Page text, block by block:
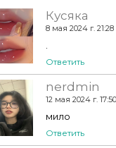
_DRESS GOODBYE
Кусяка
8 мая 2024 г. 21:28
Ответить
nerdmin
12 мая 2024 г. 17:50
мило
Ответить